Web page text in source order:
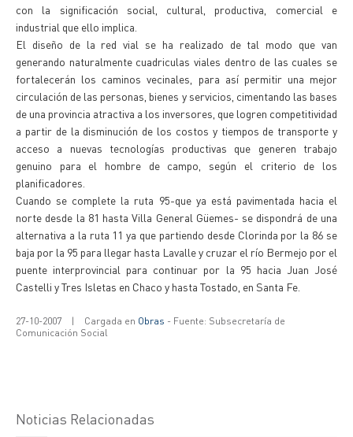
con la significación social, cultural, productiva, comercial e
industrial que ello implica.
El diseño de la red vial se ha realizado de tal modo que van
generando naturalmente cuadriculas viales dentro de las cuales se
fortalecerán los caminos vecinales, para así permitir una mejor
circulación de las personas, bienes y servicios, cimentando las bases
de una provincia atractiva a los inversores, que logren competitividad
a partir de la disminución de los costos y tiempos de transporte y
acceso a nuevas tecnologías productivas que generen trabajo
genuino para el hombre de campo, según el criterio de los
planificadores.
Cuando se complete la ruta 95-que ya está pavimentada hacia el
norte desde la 81 hasta Villa General Güemes- se dispondrá de una
alternativa a la ruta 11 ya que partiendo desde Clorinda por la 86 se
baja por la 95 para llegar hasta Lavalle y cruzar el río Bermejo por el
puente interprovincial para continuar por la 95 hacia Juan José
Castelli y Tres Isletas en Chaco y hasta Tostado, en Santa Fe.
27-10-2007 | Cargada en Obras - Fuente: Subsecretaría de
Comunicación Social
Noticias Relacionadas